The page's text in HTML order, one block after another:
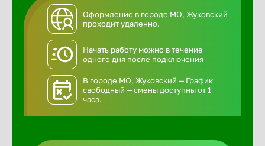
Оформление в городе МО, Жуковский
проходит удаленно.
Начать работу можно в течение
одного дня после подключения
В городе МО, Жуковский — График
свободный — смены доступны от 1
часа.